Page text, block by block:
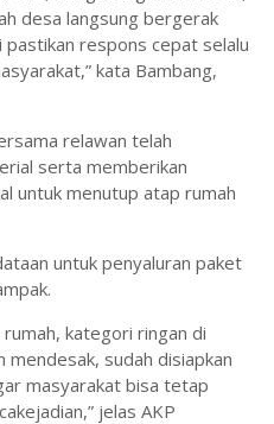
desa langsung bergerak
pastikan respons cepat selalu
kata Bambang,
relawan telah
serta memberikan
untuk menutup atap rumah
untuk penyaluran paket
kategori ringan di
mendesak, sudah disiapkan
masyarakat bisa tetap
jelas AKP